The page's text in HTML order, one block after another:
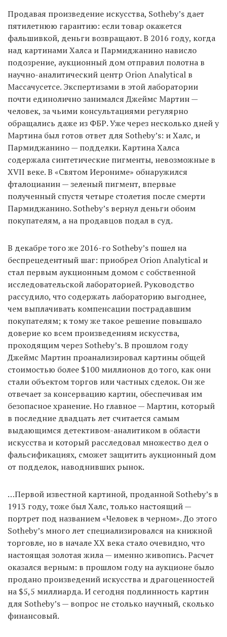
Продавая произведение искусства, Sotheby’s дает
пятилетнюю гарантию: если товар окажется
фальшивкой, деньги возвращают. В 2016 году, когда
над картинами Халса и Пармиджанино нависло
подозрение, аукционный дом отправил полотна в
научно-аналитический центр Orion Analytical в
Массачусетсе. Экспертизами в этой лаборатории
почти единолично занимался Джеймс Мартин —
человек, за чьими консультациями регулярно
обращались даже из ФБР. Уже через несколько дней у
Мартина был готов ответ для Sotheby’s: и Халс, и
Пармиджанино — подделки. Картина Халса
содержала синтетические пигменты, невозможные в
XVII веке. В «Святом Иерониме» обнаружился
фталоцианин — зеленый пигмент, впервые
полученный спустя четыре столетия после смерти
Пармиджанино. Sotheby’s вернул деньги обоим
покупателям, а на продавцов подал в суд.
В декабре того же 2016-го Sotheby’s пошел на
беспрецедентный шаг: приобрел Orion Analytical и
стал первым аукционным домом с собственной
исследовательской лабораторией. Руководство
рассудило, что содержать лабораторию выгоднее,
чем выплачивать компенсации пострадавшим
покупателям; к тому же такое решение повышало
доверие ко всем произведениям искусства,
проходящим через Sotheby’s. В прошлом году
Джеймс Мартин проанализировал картины общей
стоимостью более $100 миллионов до того, как они
стали объектом торгов или частных сделок. Он же
отвечает за консервацию картин, обеспечивая им
безопасное хранение. Но главное — Мартин, который
в последние двадцать лет считается самым
выдающимся детективом-аналитиком в области
искусства и который расследовал множество дел о
фальсификациях, сможет защитить аукционный дом
от подделок, наводнивших рынок.
…Первой известной картиной, проданной Sotheby’s в
1913 году, тоже был Халс, только настоящий —
портрет под названием «Человек в черном». До этого
Sotheby’s много лет специализировался на книжной
торговле, но в начале XX века стало очевидно, что
настоящая золотая жила — именно живопись. Расчет
оказался верным: в прошлом году на аукционе было
продано произведений искусства и драгоценностей
на $5,5 миллиарда. И сегодня подлинность картин
для Sotheby’s — вопрос не столько научный, сколько
финансовый.